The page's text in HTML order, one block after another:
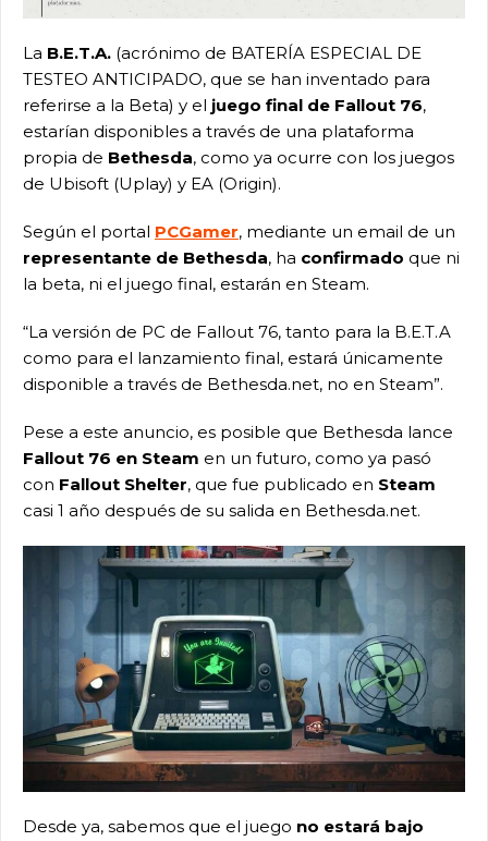
La B.E.T.A. (acrónimo de BATERÍA ESPECIAL DE
TESTEO ANTICIPADO, que se han inventado para
referirse a la Beta) y el juego final de Fallout 76,
estarían disponibles a través de una plataforma
propia de Bethesda, como ya ocurre con los juegos
de Ubisoft (Uplay) y EA (Origin).
Según el portal PCGamer, mediante un email de un
representante de Bethesda, ha confirmado que ni
la beta, ni el juego final, estarán en Steam.
“La versión de PC de Fallout 76, tanto para la B.E.T.A
como para el lanzamiento final, estará únicamente
disponible a través de Bethesda.net, no en Steam”.
Pese a este anuncio, es posible que Bethesda lance
Fallout 76 en Steam en un futuro, como ya pasó
con Fallout Shelter, que fue publicado en Steam
casi 1 año después de su salida en Bethesda.net.
Desde ya, sabemos que el juego no estará bajo